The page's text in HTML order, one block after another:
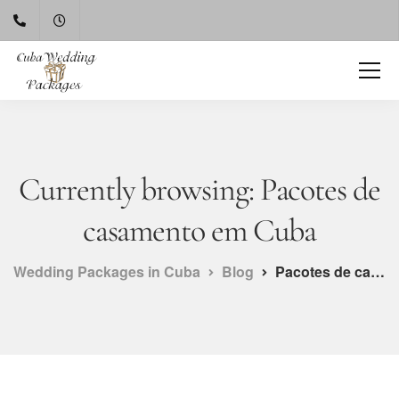
Currently browsing: Pacotes de
casamento em Cuba
Wedding Packages in Cuba Blog Pacotes de casamento em Cuba